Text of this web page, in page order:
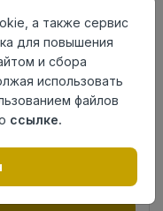
а также сервис
для повышения
и сбора
использовать
файлов
ссылке.